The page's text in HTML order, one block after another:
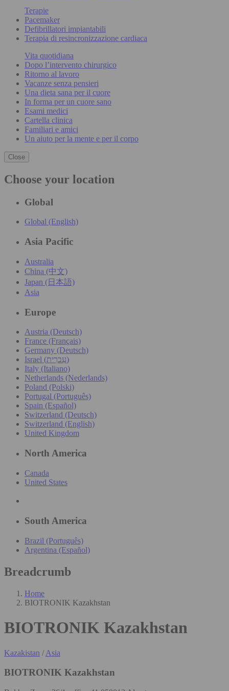
Terapie
Pacemaker
Defibrillatori impiantabili
Terapia di resincronizzazione cardiaca
Vita quotidiana
Dopo l’intervento chirurgico
Ritorno al lavoro
Vacanze senza pensieri
Una dieta sana per il cuore
In forma per un cuore sano
Esami medici
Cartella clinica
Familiari e amici
Un aiuto per la mente e per il corpo
Close
Choose your location
Global
Global (English)
Asia Pacific
Australia
China (中文)
Japan (日本語)
Asia
Europe
Austria (Deutsch)
France (Français)
Germany (Deutsch)
Israel (עִברִית)
Italy (Italiano)
Netherlands (Nederlands)
Poland (Polski)
Portugal (Português)
Spain (Español)
Switzerland (Deutsch)
Switzerland (English)
United Kingdom
North America
Canada
United States
South America
Brazil (Português)
Argentina (Español)
Breadcrumb
Home
BIOTRONIK Kazakhstan
BIOTRONIK Kazakhstan
Kazakistan / Asia
BIOTRONIK Kazakhstan